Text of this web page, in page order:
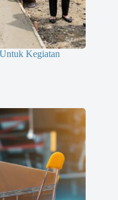
Kegiatan